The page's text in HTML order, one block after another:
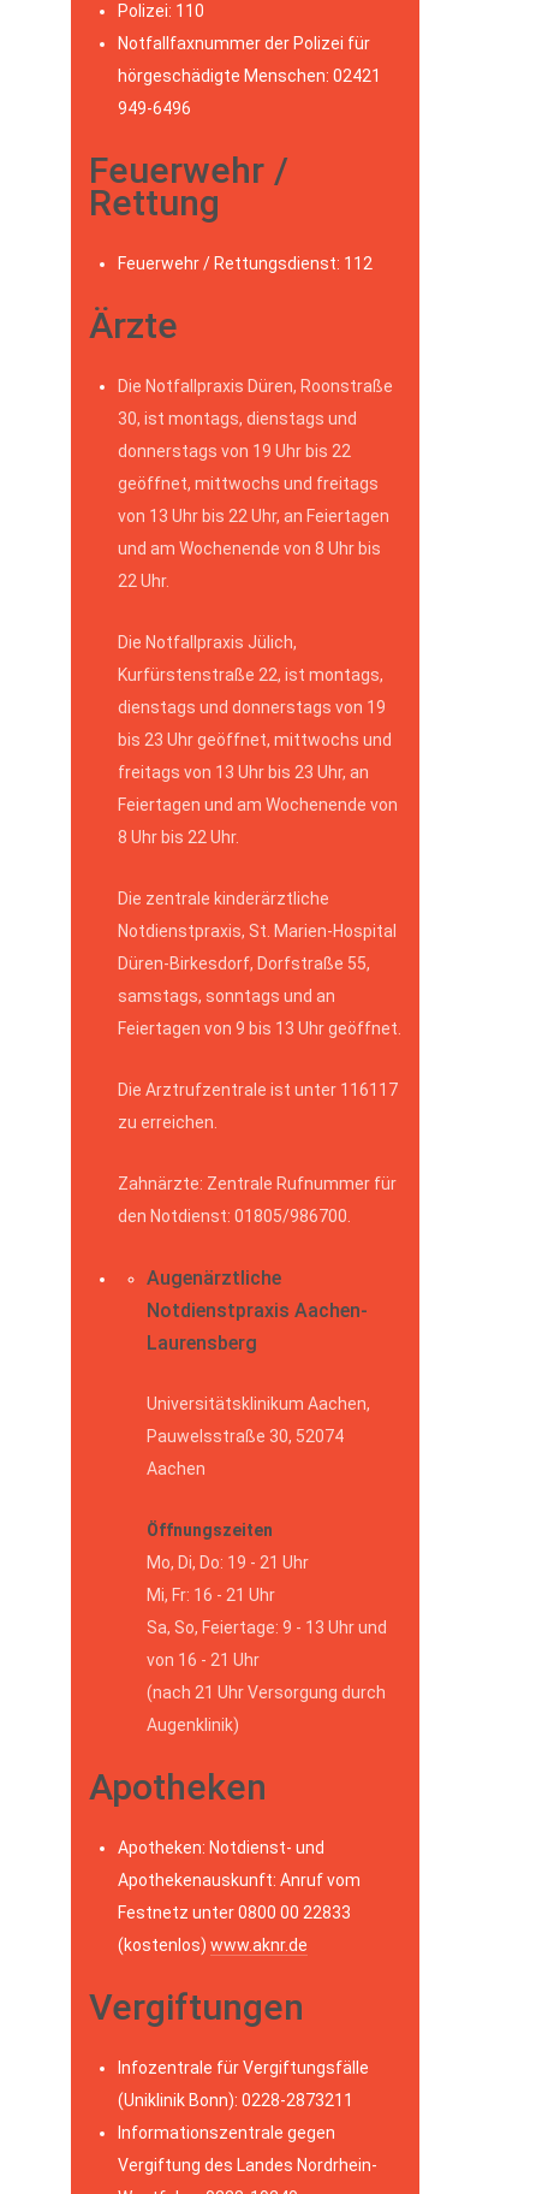
Polizei: 110
Notfallfaxnummer der Polizei für
hörgeschädigte Menschen: 02421
949-6496
Feuerwehr /
Rettung
Feuerwehr / Rettungsdienst: 112
Ärzte
Die Notfallpraxis Düren, Roonstraße
30, ist montags, dienstags und
donnerstags von 19 Uhr bis 22
geöffnet, mittwochs und freitags
von 13 Uhr bis 22 Uhr, an Feiertagen
und am Wochenende von 8 Uhr bis
22 Uhr.
Die Notfallpraxis Jülich,
Kurfürstenstraße 22, ist montags,
dienstags und donnerstags von 19
bis 23 Uhr geöffnet, mittwochs und
freitags von 13 Uhr bis 23 Uhr, an
Feiertagen und am Wochenende von
8 Uhr bis 22 Uhr.
Die zentrale kinderärztliche
Notdienstpraxis, St. Marien-Hospital
Düren-Birkesdorf, Dorfstraße 55,
samstags, sonntags und an
Feiertagen von 9 bis 13 Uhr geöffnet.
Die Arztrufzentrale ist unter 116117
zu erreichen.
Zahnärzte: Zentrale Rufnummer für
den Notdienst: 01805/986700.
Augenärztliche
Notdienstpraxis Aachen-
Laurensberg
Universitätsklinikum Aachen,
Pauwelsstraße 30, 52074
Aachen
Öffnungszeiten
Mo, Di, Do: 19 - 21 Uhr
Mi, Fr: 16 - 21 Uhr
Sa, So, Feiertage: 9 - 13 Uhr und
von 16 - 21 Uhr
(nach 21 Uhr Versorgung durch
Augenklinik)
Apotheken
Apotheken: Notdienst- und
Apothekenauskunft: Anruf vom
Festnetz unter 0800 00 22833
(kostenlos) www.aknr.de
Vergiftungen
Infozentrale für Vergiftungsfälle
(Uniklinik Bonn): 0228-2873211
Informationszentrale gegen
Vergiftung des Landes Nordrhein-